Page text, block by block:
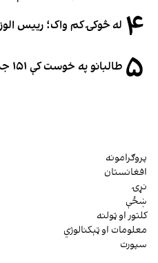
۴ له څوکۍ کم واک؛ رییس
۵ طالبانو په خوست کې ۱۵۱ جریبه ځمکه دولتي اعلان کړه
پروګرامونه
افغانستان
نړۍ
ښځې
کلتور او ټولنه
معلومات او ټېکنالوژي
سپورت